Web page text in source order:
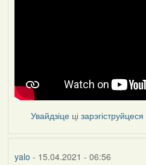
Увайдзіце цізарэгіструйцеся
yalo - 15.04.2021 - 06:56